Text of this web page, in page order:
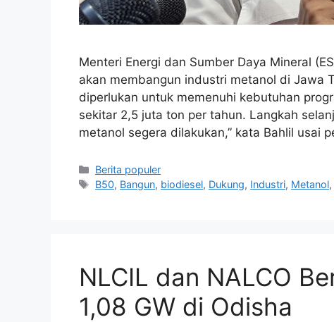
Menteri Energi dan Sumber Daya Mineral
akan membangun industri metanol di Jawa
diperlukan untuk memenuhi kebutuhan
sekitar 2,5 juta ton per tahun. Langkah
metanol segera dilakukan,” kata Bahlil usai
Kategori
Berita populer
Tag
B50, Bangun, biodiesel, Dukung, Industri, Metanol,
NLCIL dan NALCO
1,08 GW di Odisha